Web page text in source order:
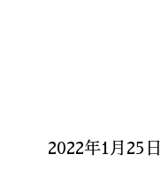
2022年1月25日